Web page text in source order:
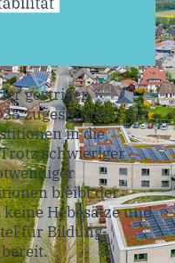
gestrigen
zugestimmt – mit
in die
schwieriger
bleibt der
Hebesätze und
für Bildung,